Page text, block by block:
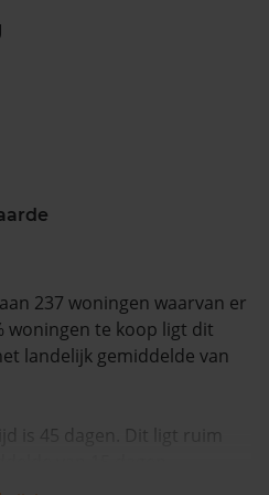
-18:00
237 woningen waarvan er
woningen te koop ligt dit
landelijk gemiddelde van
is 45 dagen. Dit ligt ruim